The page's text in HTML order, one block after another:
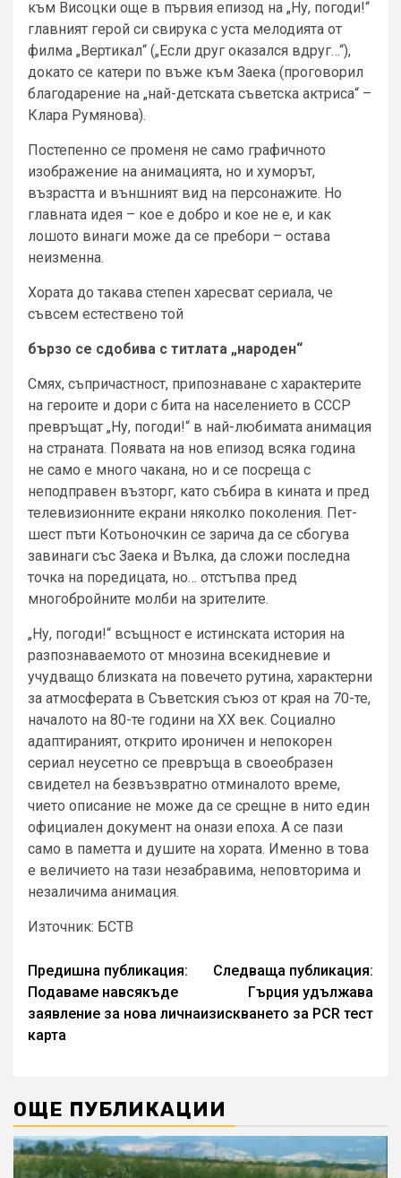
към Висоцки още в първия епизод на „Ну, погоди!“
главният герой си свирука с уста мелодията от
филма „Вертикал“ („Если друг оказался вдруг…“),
докато се катери по въже към Заека (проговорил
благодарение на „най-детската съветска актриса“ –
Клара Румянова).
Постепенно се променя не само графичното
изображение на анимацията, но и хуморът,
възрастта и външният вид на персонажите. Но
главната идея – кое е добро и кое не е, и как
лошото винаги може да се пребори – остава
неизменна.
Хората до такава степен харесват сериала, че
съвсем естествено той
бързо се сдобива с титлата „народен“
Смях, съпричастност, припознаване с характерите
на героите и дори с бита на населението в СССР
превръщат „Ну, погоди!“ в най-любимата анимация
на страната. Появата на нов епизод всяка година
не само е много чакана, но и се посреща с
неподправен възторг, като събира в кината и пред
телевизионните екрани няколко поколения. Пет-
шест пъти Котьоночкин се зарича да се сбогува
завинаги със Заека и Вълка, да сложи последна
точка на поредицата, но… отстъпва пред
многобройните молби на зрителите.
„Ну, погоди!“ всъщност е истинската история на
разпознаваемото от мнозина всекидневие и
учудващо близката на повечето рутина, характерни
за атмосферата в Съветския съюз от края на 70-те,
началото на 80-те години на ХХ век. Социално
адаптираният, открито ироничен и непокорен
сериал неусетно се превръща в своеобразен
свидетел на безвъзвратно отминалото време,
чието описание не може да се срещне в нито един
официален документ на онази епоха. А се пази
само в паметта и душите на хората. Именно в това
е величието на тази незабравима, неповторима и
незаличима анимация.
Източник: БСТВ
Continue
Reading
Предишна публикация:
Подаваме навсякъде
заявление за нова лична
карта
Следваща публикация:
Гърция удължава
изискването за PCR тест
ОЩЕ ПУБЛИКАЦИИ